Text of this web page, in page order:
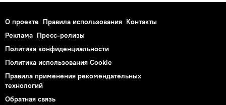
О проекте Правила использования Контакты
Реклама Пресс-релизы
Политика конфиденциальности
Политика использования Cookie
Правила применения рекомендательных
технологий
Обратная связь